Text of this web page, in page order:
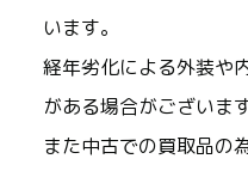
います。
経年劣化による外装や
がある場合がございます
また中古での買取品の